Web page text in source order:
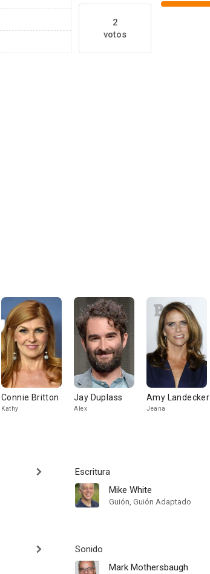
2
votos
Connie Britton
Kathy
Jay Duplass
Alex
Amy Landecker
Jeana
Escritura
Mike White
Guión, Guión Adaptado
Sonido
Mark Mothersbaugh